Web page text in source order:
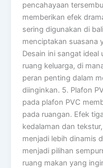
pencahayaan
memberikan efek
sering digunakan di
menciptakan suasana
Desain ini sangat ideal
ruang keluarga, di
peran penting dalam
diinginkan. 5. Plafon
pada plafon PVC
pada ruangan. Efek
kedalaman dan
menjadi lebih dinamis
menjadi pilihan
ruang makan yang